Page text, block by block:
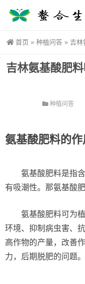
首页 » 种植问答 » 吉林
吉林氨基酸肥
种植问答
氨基酸肥料的
氨基酸肥料是指
有吸潮性。那氨基酸
氨基酸肥料可为
环境、抑制病虫害、
高作物的产量，改善
力，后期脱肥的问题。